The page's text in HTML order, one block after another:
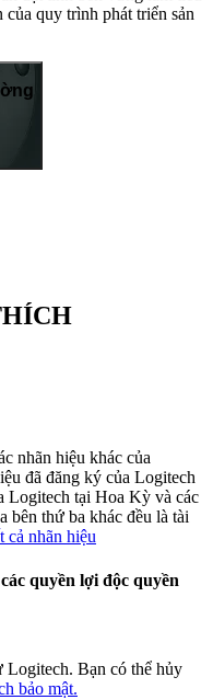
quy trình phát triển sản
nhãn hiệu khác của
đã đăng ký của Logitech
Logitech tại Hoa Kỳ và các
bên thứ ba khác đều là tài
cả nhãn hiệu
quyền lợi độc quyền
Logitech. Bạn có thể hủy
bảo mật.